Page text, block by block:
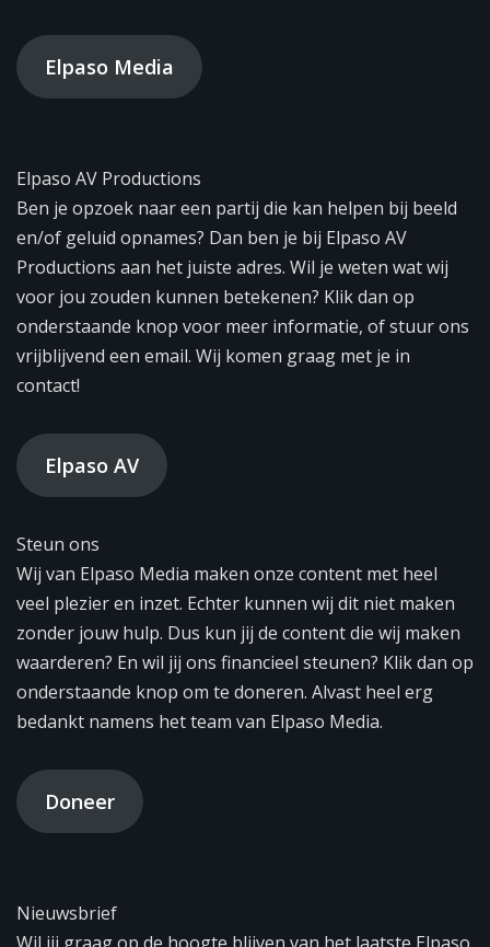
Elpaso Media
Elpaso AV Productions
Ben je opzoek naar een partij die kan helpen bij beeld
en/of geluid opnames? Dan ben je bij Elpaso AV
Productions aan het juiste adres. Wil je weten wat wij
voor jou zouden kunnen betekenen? Klik dan op
onderstaande knop voor meer informatie, of stuur ons
vrijblijvend een email. Wij komen graag met je in
contact!
Elpaso AV
Steun ons
Wij van Elpaso Media maken onze content met heel
veel plezier en inzet. Echter kunnen wij dit niet maken
zonder jouw hulp. Dus kun jij de content die wij maken
waarderen? En wil jij ons financieel steunen? Klik dan op
onderstaande knop om te doneren. Alvast heel erg
bedankt namens het team van Elpaso Media.
Doneer
Nieuwsbrief